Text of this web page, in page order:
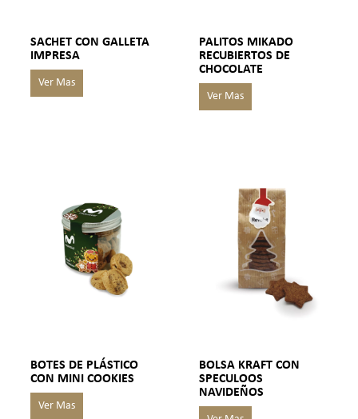
SACHET CON GALLETA
IMPRESA
PALITOS MIKADO
RECUBIERTOS DE
CHOCOLATE
BOTES DE PLÁSTICO
CON MINI COOKIES
BOLSA KRAFT CON
SPECULOOS
NAVIDEÑOS